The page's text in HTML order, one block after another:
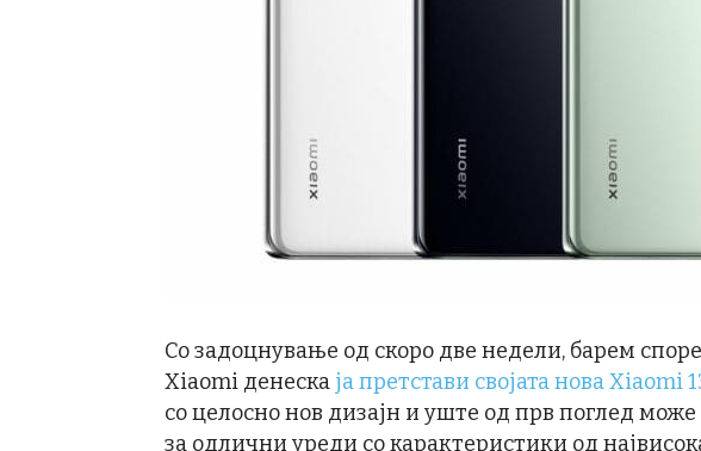
Со задоцнување од скоро две недели, барем
Xiaomi денеска ја претстави својата нова Xiaomi
со целосно нов дизајн и уште од прв поглед
за одлични уреди со карактеристики од